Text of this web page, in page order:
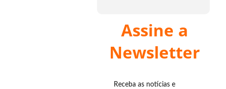
Assine a
Newsletter
Receba as notícias e